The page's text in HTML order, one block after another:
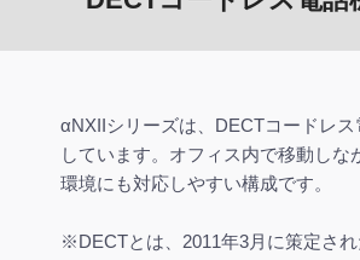
αNXIIシリーズは、DECTコードレ
しています。オフィス内で移動しな
環境にも対応しやすい構成です。
※DECTとは、2011年3月に策定さ